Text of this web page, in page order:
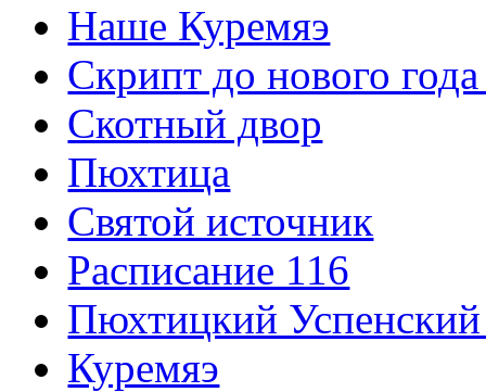
Наше Куремяэ
Скрипт до нового года
Cкотный двор
Пюхтица
Святой источник
Расписание 116
Пюхтицкий
Куремяэ